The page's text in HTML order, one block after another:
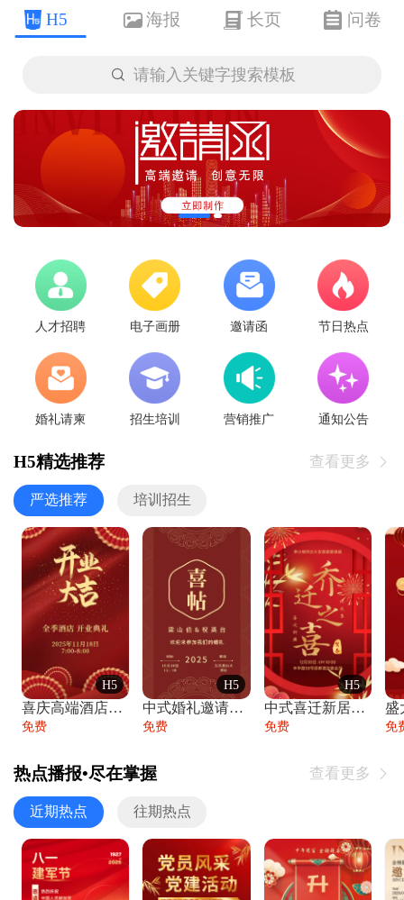
H5 海报 长页 问卷
 请输入关键字搜索模板
人才招聘 电子画册 邀请函 节日热点
婚礼请柬 招生培训 营销推广 通知公告
H5精选推荐 查看更多 
严选推荐 培训招生
H5
喜庆高端酒店开业大吉邀请函
免费
H5
中式婚礼邀请函中国风传统复古婚礼请柬请帖
免费
H5
中式喜迁新居乔迁之喜邀请函宴会请帖
免费 免
热点播报•尽在掌握 查看更多 
近期热点 往期热点